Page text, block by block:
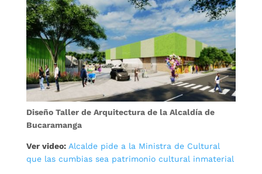
Diseño Taller de Arquitectura de la Alcaldía de
Bucaramanga
Ver video: Alcalde pide a la Ministra de Cultural
que las cumbias sea patrimonio cultural inmaterial